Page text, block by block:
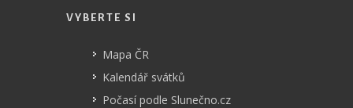
VYBERTE SI
Mapa ČR
Kalendář svátků
Počasí podle Slunečno.cz